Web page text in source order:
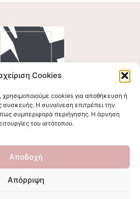
Cookies
χρησιμοποιούμε cookies για αποθήκευση ή
Η συναίνεση επιτρέπει την
συμπεριφορά περιήγησης. Η άρνηση
του ιστότοπου.
Αποδοχή
Απόρριψη
Επικοινωνήστε μαζί μας
stigmalogou@gmail.com